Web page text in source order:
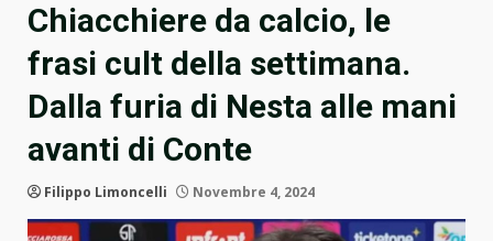
Chiacchiere da calcio, le
frasi cult della settimana.
Dalla furia di Nesta alle mani
avanti di Conte
Filippo Limoncelli Novembre 4, 2024